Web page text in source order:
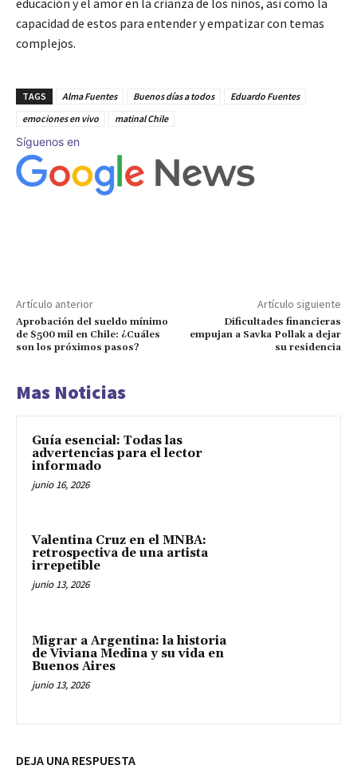
educación y el amor en la crianza de los niños, así como la
capacidad de estos para entender y empatizar con temas
complejos.
TAGS Alma Fuentes Buenos días a todos
Eduardo Fuentes
emociones en vivo
matinal Chile
Síguenos en
Artículo anterior
Aprobación del sueldo mínimo
de $500 mil en Chile: ¿Cuáles
son los próximos pasos?
Artículo siguiente
Dificultades financieras
empujan a Savka Pollak a dejar
su residencia
Mas Noticias
Guía esencial: Todas las
advertencias para el lector
informado
junio 16, 2026
Valentina Cruz en el MNBA:
retrospectiva de una artista
irrepetible
junio 13, 2026
Migrar a Argentina: la historia
de Viviana Medina y su vida en
Buenos Aires
junio 13, 2026
DEJA UNA RESPUESTA